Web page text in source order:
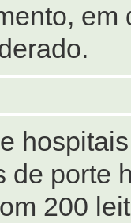
em
de porte
200